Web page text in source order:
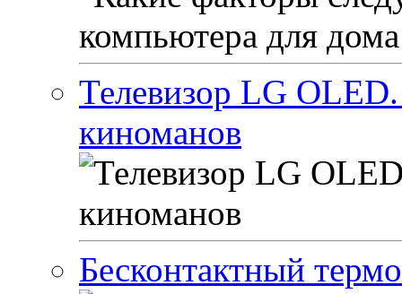
Телевизор LG
киноманов
Бесконтактный